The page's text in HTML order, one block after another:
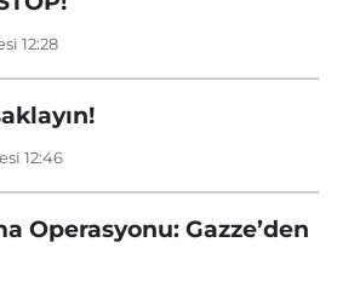
12:28
12:46
Operasyonu: Gazze’den